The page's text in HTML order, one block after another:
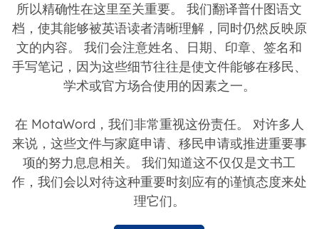
所以精确性在这里至关重要。 我们翻译普什图语文
档，使其能够被英语读者清晰理解，同时仍然反映原
文的内容。 我们会注意姓名、日期、印章、签名和
手写笔记，因为这些细节往往是使文件能够在移民、
学术或官方场合使用的因素之一。
在 MotaWord，我们非常重视这份责任。 对许多人
来说，这些文件与家庭申请、移民申请或推进重要事
项的努力息息相关。 我们知道这不仅仅是文书工
作，我们会以对待这种重要时刻应有的谨慎态度来处
理它们。